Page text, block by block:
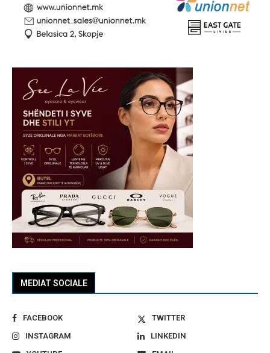
MEDIAT SOCIALE
FACEBOOK
TWITTER
INSTAGRAM
LINKEDIN